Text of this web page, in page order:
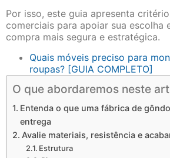
Por isso, este guia apresenta
comerciais para apoiar sua escolha
compra mais segura e estratégica.
Quais móveis preciso para
roupas? [GUIA COMPLETO]
O que abordaremos neste
Entenda o que uma fábrica de
entrega
Avalie materiais, resistência e
Estrutura